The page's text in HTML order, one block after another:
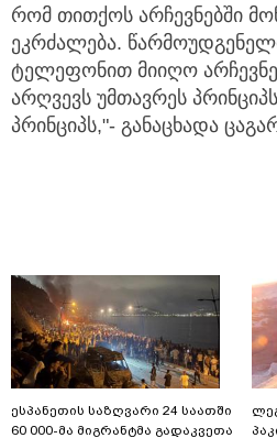
რომ თითქოს არჩევნებში
ეკრძალება.
ტელეფონით მიიღო
არღვევს უმთავრეს
პრინციპს,"- განაცხადა
ესპანეთის საზღვარი 24 საათში
60 000-მა მიგრანტმა გადაკვეთა